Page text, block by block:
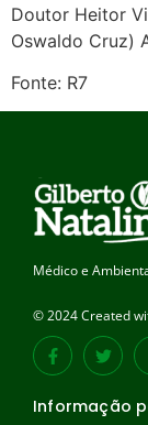
Doutor Heitor
Oswaldo Cruz)
Fonte: R7
Médico e
© 2024 Created
Informação